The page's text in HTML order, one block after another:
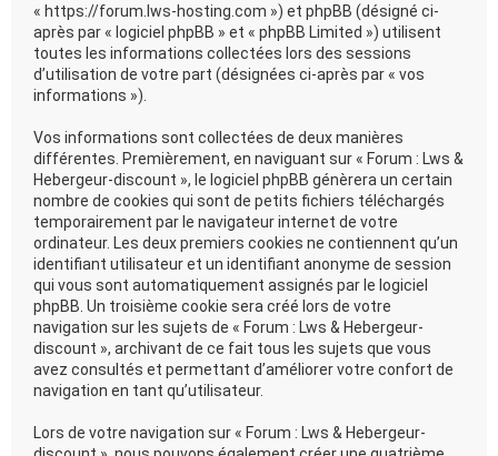
« https://forum.lws-hosting.com ») et phpBB (désigné ci-
après par « logiciel phpBB » et « phpBB Limited ») utilisent
toutes les informations collectées lors des sessions
d’utilisation de votre part (désignées ci-après par « vos
informations »).
Vos informations sont collectées de deux manières
différentes. Premièrement, en naviguant sur « Forum : Lws &
Hebergeur-discount », le logiciel phpBB génèrera un certain
nombre de cookies qui sont de petits fichiers téléchargés
temporairement par le navigateur internet de votre
ordinateur. Les deux premiers cookies ne contiennent qu’un
identifiant utilisateur et un identifiant anonyme de session
qui vous sont automatiquement assignés par le logiciel
phpBB. Un troisième cookie sera créé lors de votre
navigation sur les sujets de « Forum : Lws & Hebergeur-
discount », archivant de ce fait tous les sujets que vous
avez consultés et permettant d’améliorer votre confort de
navigation en tant qu’utilisateur.
Lors de votre navigation sur « Forum : Lws & Hebergeur-